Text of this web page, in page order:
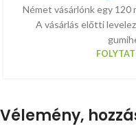
Német vásárlónk egy 120
A vásárlás előtti
Vélemény,